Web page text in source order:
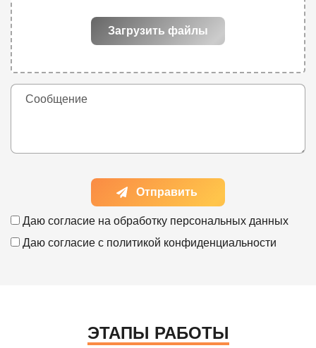
Загрузить файлы
Отправить
Даю согласие на обработку персональных данных
Даю согласие с политикой конфиденциальности
ЭТАПЫ РАБОТЫ